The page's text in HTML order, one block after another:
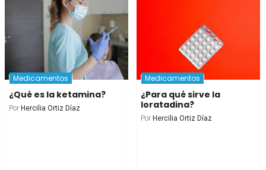
Medicamentos
¿Qué es la ketamina?
Por Hercilia Ortiz Díaz
Medicamentos
¿Para qué sirve la
loratadina?
Por Hercilia Ortiz Díaz